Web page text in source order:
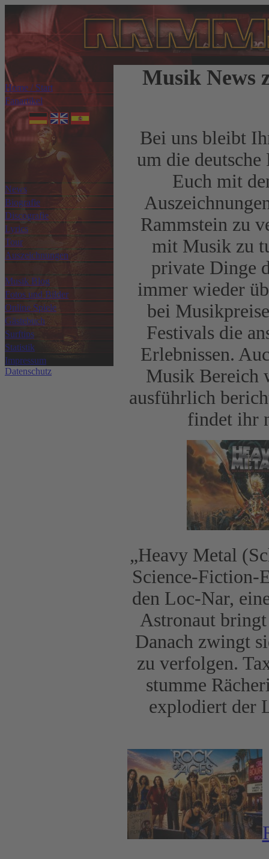
Home / Start
Fanartikel
News
Biografie
Discografie
Lyrics
Tour
Auszeichnungen
Musik Blog
Fotos und Bilder
Online Spiele
Gästebuch
Surftips
Statistik
Impressum
Datenschutz
Musik News
Bei uns bleibt
um die
Euch mit
Rammstein zu
mit Musik zu
private Dinge
immer wieder
bei
Festivals die
Erlebnissen.
Musik Bereich
ausführlich
findet ihr
„Heavy Metal
Science-Fiction-
den Loc-Nar,
Astronaut
Danach zwingt
zu verfolgen.
stumme
explodiert der